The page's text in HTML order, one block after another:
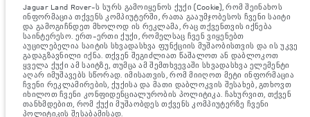
მითითებული ციფრები არის ოფიციალური მწარმოებლის ტესტირების
შედეგები. ავტომობილის საწვავის მოხმარება შესაძლებელია
განვასხვავოთ ტესტებიდან მიღებული შედეგებით, ხოლო ციფრები
მითითებულია მხოლოდ შედარებითი მიზნისათვის. ვებ გვერდზე
მითითებული ინფორმაცია, ტექნიკური პირობები, ფერები და ფასები
შესაძლებელია იცვლებოდეს ბაზრის მიხედვით და ცვლილება
აუცილებლად მოხდება შეტყობინების შემდეგ. დეტალური ინფორმაციის
მისაღებად, გთხოვთ, მიმართეთ ადგილობრივ დილერს.
მნიშვნელოვანი ინფორმაცია გამოსახულებისა და სპეციფიკაციის
შესახებ.ნახევარგამტარების გლობალური დეფიციტი ამჟამად გავლენას
ახდენს ავტომობილის კონსტრუქციის სპეციფიკაციებზე, მოდელების
ხელმისაწვდომობასა და აწყობის ვადებზე. ეს არის ძალიან დინამიური
Jaguar Land Rover-ს სურს გამოიყენოს ქუქი (Cookie), რომ შეინახოს
ინფორმაცია თქვენს კომპიუტერში, რათა გააუმჯობესოს ჩვენი საიტი
და გამოგიჩნდეთ მხოლოდ ის რეკლამა, რაც თქვენთვის იქნება
საინტერესო. ერთ-ერთი ქუქი, რომელსაც ჩვენ ვიყენებთ
აუცილებელია საიტის სხვადასხვა ფუნქციის მუშაობისთვის და ის უკვე
გადაგზავნილი იქნა. თქვენ შეგიძლიათ წაშალოთ ან დაბლოკოთ
ყველა ქუქი ამ საიტზე, თუმცა ამ შემთხვევაში სხვადასხვა ელემენტი
აღარ იმუშავებს სწორად. იმისათვის, რომ მიიღოთ მეტი ინფორმაცია
ჩვენი რეკლამირების, ქუქისა და მათი დაბლოკვის შესახებ, გთხოვთ
იხილოთ ჩვენი კონფიდენციალურობის პოლიტიკა. ჩახურვით, თქვენ
თანხმდებით, რომ ქუქი მუშაობდეს თქვენს კომპიუტერზე ჩვენი
პოლიტიკის შესაბამისად.